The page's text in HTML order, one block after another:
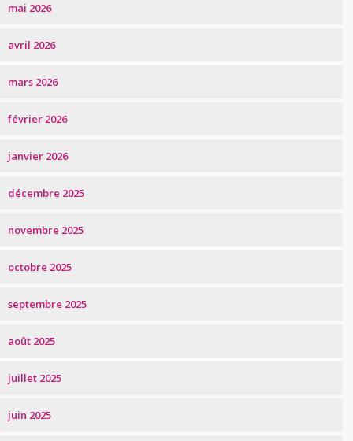
mai 2026
avril 2026
mars 2026
février 2026
janvier 2026
décembre 2025
novembre 2025
octobre 2025
septembre 2025
août 2025
juillet 2025
juin 2025